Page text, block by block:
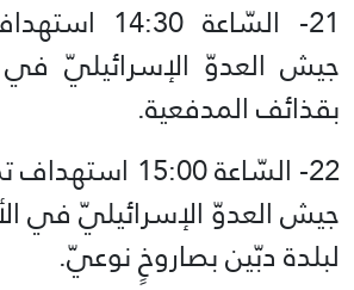
21- السّاعة
جيش العدوّ الإسرائيليّ
بقذائف المدفعية.
22- السّاعة
جيش العدوّ الإسرائيليّ في
لبلدة دبّين بصاروخٍ نوعيّ.